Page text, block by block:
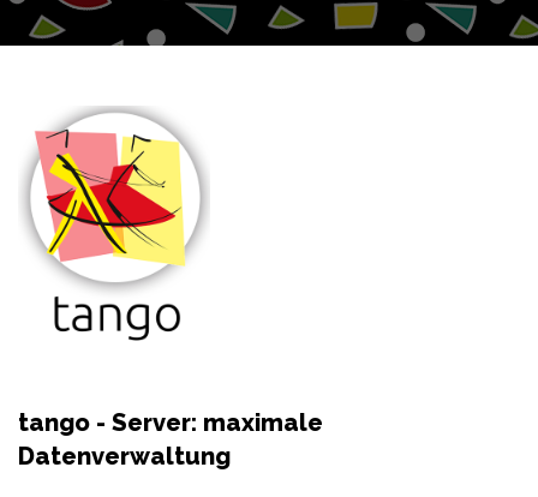
tango - Server: maximale
Datenverwaltung